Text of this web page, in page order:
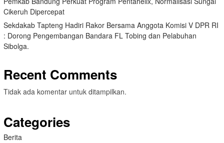
Cikeruh Dipercepat
Sekdakab Tapteng Hadiri Rakor Bersama Anggota Komisi V DPR RI
: Dorong Pengembangan Bandara FL Tobing dan Pelabuhan
Sibolga.
Recent Comments
Tidak ada komentar untuk ditampilkan.
Categories
Berita